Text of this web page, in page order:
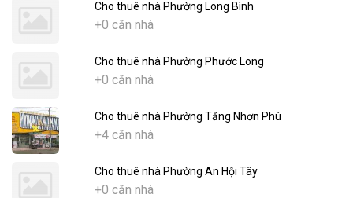
Cho thuê nhà Phường Long Bình
+0 căn nhà
Cho thuê nhà Phường Phước Long
+0 căn nhà
Cho thuê nhà Phường Tăng Nhơn Phú
+4 căn nhà
Cho thuê nhà Phường An Hội Tây
+0 căn nhà